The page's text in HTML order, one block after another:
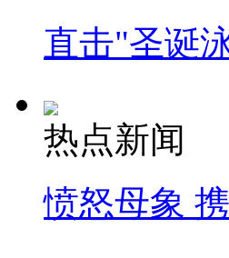
直击"圣诞
热点新闻
愤怒母象